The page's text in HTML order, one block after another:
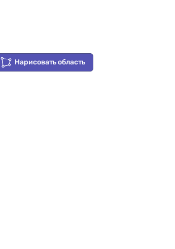
Нарисовать область